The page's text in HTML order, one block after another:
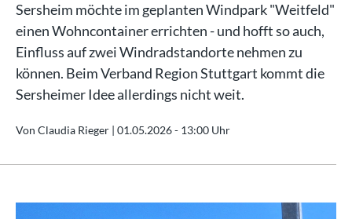
Sersheim möchte im geplanten Windpark "Weitfeld"
einen Wohncontainer errichten - und hofft so auch,
Einfluss auf zwei Windradstandorte nehmen zu
können. Beim Verband Region Stuttgart kommt die
Sersheimer Idee allerdings nicht weit.
Von Claudia Rieger | 01.05.2026 - 13:00 Uhr